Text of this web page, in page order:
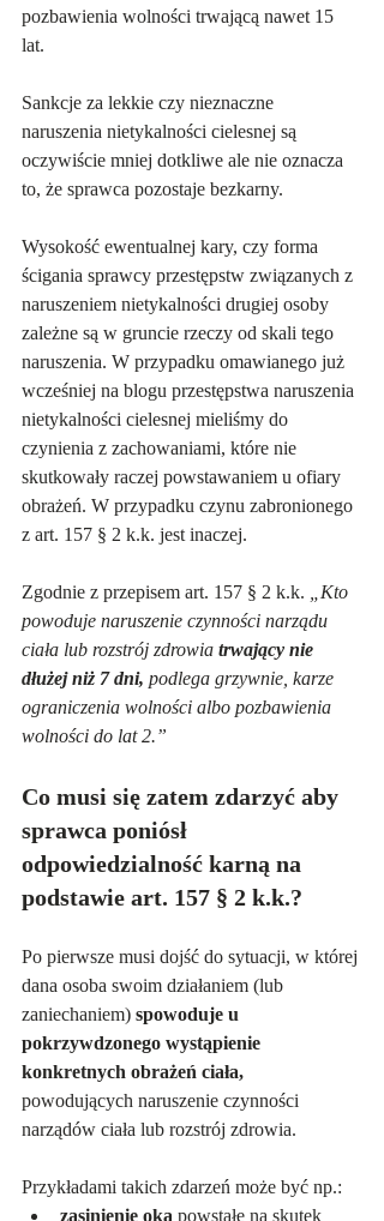
pozbawienia wolności trwającą nawet 15
lat.
Sankcje za lekkie czy nieznaczne
naruszenia nietykalności cielesnej są
oczywiście mniej dotkliwe ale nie oznacza
to, że sprawca pozostaje bezkarny.
Wysokość ewentualnej kary, czy forma
ścigania sprawcy przestępstw związanych z
naruszeniem nietykalności drugiej osoby
zależne są w gruncie rzeczy od skali tego
naruszenia. W przypadku omawianego już
wcześniej na blogu przestępstwa naruszenia
nietykalności cielesnej mieliśmy do
czynienia z zachowaniami, które nie
skutkowały raczej powstawaniem u ofiary
obrażeń. W przypadku czynu zabronionego
z art. 157 § 2 k.k. jest inaczej.
Zgodnie z przepisem art. 157 § 2 k.k.
„Kto
powoduje naruszenie czynności narządu
ciała lub rozstrój zdrowia trwający nie
dłużej niż 7 dni, podlega grzywnie, karze
ograniczenia wolności albo pozbawienia
wolności do lat 2.”
Co musi się zatem zdarzyć aby
sprawca poniósł
odpowiedzialność karną na
podstawie art. 157 § 2 k.k.?
Po pierwsze musi dojść do sytuacji, w której
dana osoba swoim działaniem (lub
zaniechaniem) spowoduje u
pokrzywdzonego wystąpienie
konkretnych obrażeń ciała,
powodujących naruszenie czynności
narządów ciała lub rozstrój zdrowia.
Przykładami takich zdarzeń może być np.:
zasinienie oka powstałe na skutek